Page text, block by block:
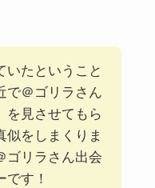
いたということ
で＠ゴリラさん
見させてもら
似をしまくりま
ゴリラさん出会
す！